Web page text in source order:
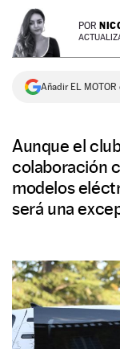
NEWSLETTER POR
Añadir EL MOTOR
Aunque el
colaboración
modelos
será una